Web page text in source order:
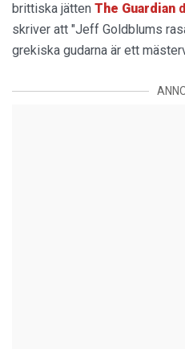
brittiska jätten The Guardian
skriver att "Jeff Goldblums
grekiska gudarna är ett